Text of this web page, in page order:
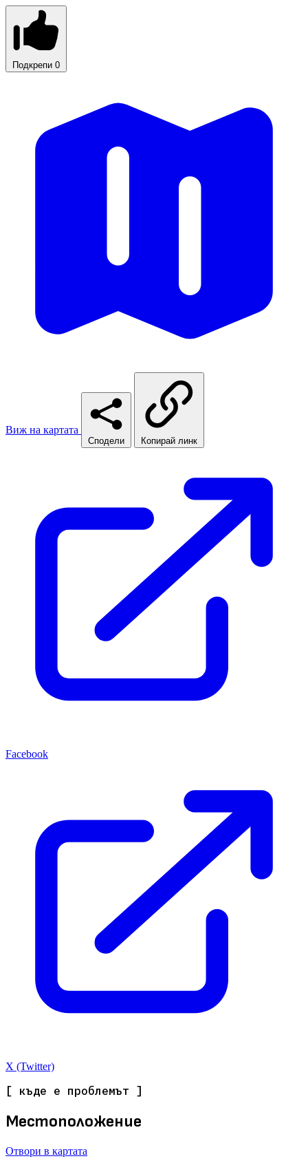
Подкрепи 0
Виж на картата
Сподели Копирай линк
Facebook
X (Twitter)
[ къде е проблемът ]
Местоположение
Отвори в картата